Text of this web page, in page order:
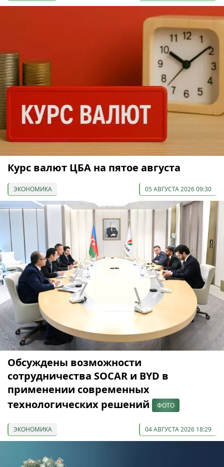
Курс валют ЦБА на пятое августа
ЭКОНОМИКА 05 АВГУСТА 2026 09:30
Обсуждены возможности
сотрудничества SOCAR и BYD в
применении современных
технологических решений
ФОТО
ЭКОНОМИКА 04 АВГУСТА 2026 18:29